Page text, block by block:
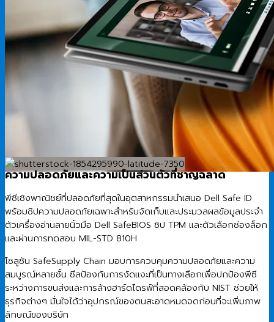
ความปลอดภัยและความเป็นส่วนตัวที่ชาญฉลาด
พีซีเชิงพาณิชย์ที่ปลอดภัยที่สุดในอุตสาหกรรมนำเสนอ Dell Safe ID
พร้อมชิปความปลอดภัยเฉพาะสำหรับจัดเก็บและประมวลผลข้อมูลประจำ
ตัวเครื่องอ่านลายนิ้วมือ Dell SafeBIOS ชิป TPM และตัวเลือกช่องล็อก
และผ่านการทดสอบ MIL-STD 810H
โซลูชัน SafeSupply Chain มอบการควบคุมความปลอดภัยและความ
สมบูรณ์หลายชั้น ซีลป้องกันการงัดแงะที่เป็นทางเลือกเพื่อปกป้องพีซี
ระหว่างการขนส่งและการล้างฮาร์ดไดรฟ์ที่สอดคล้องกับ NIST ช่วยให้
ธุรกิจต่างๆ มั่นใจได้ว่าอุปกรณ์ของตนสะอาดหมดจดก่อนที่จะเพิ่มภาพ
ลักษณ์ของบริษัท